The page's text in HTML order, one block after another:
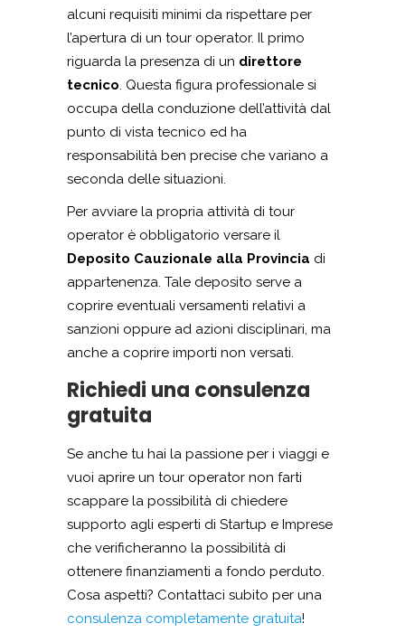
alcuni requisiti minimi da rispettare per
l’apertura di un tour operator. Il primo
riguarda la presenza di un direttore
tecnico. Questa figura professionale si
occupa della conduzione dell’attività dal
punto di vista tecnico ed ha
responsabilità ben precise che variano a
seconda delle situazioni.
Per avviare la propria attività di tour
operator è obbligatorio versare il
Deposito Cauzionale alla Provincia di
appartenenza. Tale deposito serve a
coprire eventuali versamenti relativi a
sanzioni oppure ad azioni disciplinari, ma
anche a coprire importi non versati.
Richiedi una consulenza
gratuita
Se anche tu hai la passione per i viaggi e
vuoi aprire un tour operator non farti
scappare la possibilità di chiedere
supporto agli esperti di Startup e Imprese
che verificheranno la possibilità di
ottenere finanziamenti a fondo perduto.
Cosa aspetti? Contattaci subito per una
consulenza completamente gratuita!